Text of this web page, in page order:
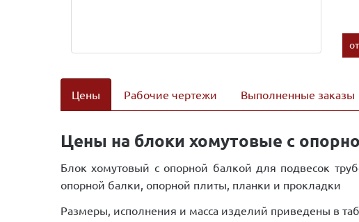
Цены Рабочие чертежи Выполненные заказы
Цены на блоки хомутовые с
Блок хомутовый с опорной балкой для подвесок
опорной балки, опорной плиты, планки и прокладки
Размеры, исполнения и масса изделий приведены в